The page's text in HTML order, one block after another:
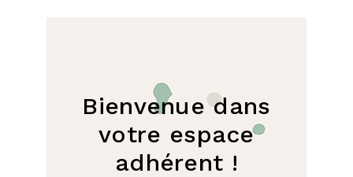
Bienvenue dans
votre espace
adhérent !